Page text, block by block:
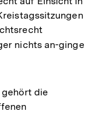
nichts an-ginge
die